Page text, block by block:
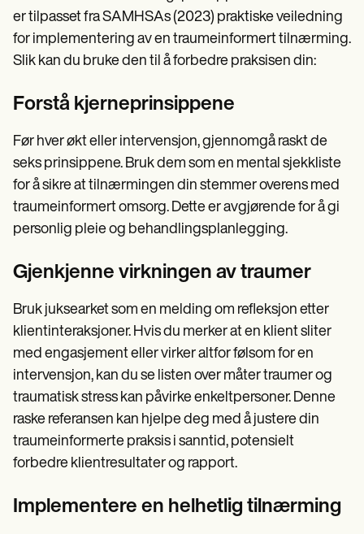
er tilpasset fra SAMHSAs (2023) praktiske veiledning
for implementering av en traumeinformert tilnærming.
Slik kan du bruke den til å forbedre praksisen din:
Forstå kjerneprinsippene
Før hver økt eller intervensjon, gjennomgå raskt de
seks prinsippene. Bruk dem som en mental sjekkliste
for å sikre at tilnærmingen din stemmer overens med
traumeinformert omsorg. Dette er avgjørende for å gi
personlig pleie og behandlingsplanlegging.
Gjenkjenne virkningen av traumer
Bruk juksearket som en melding om refleksjon etter
klientinteraksjoner. Hvis du merker at en klient sliter
med engasjement eller virker altfor følsom for en
intervensjon, kan du se listen over måter traumer og
traumatisk stress kan påvirke enkeltpersoner. Denne
raske referansen kan hjelpe deg med å justere din
traumeinformerte praksis i sanntid, potensielt
forbedre klientresultater og rapport.
Implementere en helhetlig tilnærming